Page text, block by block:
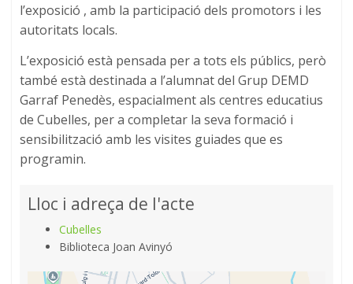
l’exposició , amb la participació dels promotors i les
autoritats locals.
L’exposició està pensada per a tots els públics, però
també està destinada a l’alumnat del Grup DEMD
Garraf Penedès, espacialment als centres educatius
de Cubelles, per a completar la seva formació i
sensibilització amb les visites guiades que es
programin.
Lloc i adreça de l'acte
Cubelles
Biblioteca Joan Avinyó